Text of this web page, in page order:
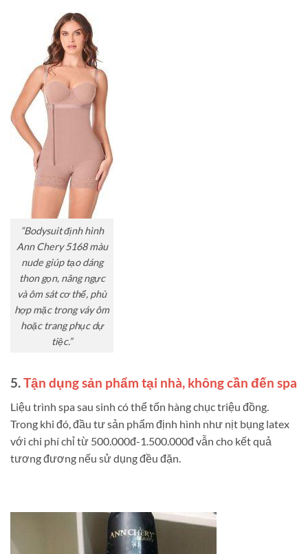
“Bodysuit định hình
Ann Chery 5168 màu
nude giúp tạo dáng
thon gọn, nâng ngực
và ôm sát cơ thể, phù
hợp mặc trong váy ôm
hoặc trang phục dự
tiệc.”
5.Tận dụng sản phẩm tại nhà, không cần đến spa
Liệu trình spa sau sinh có thể tốn hàng chục triệu đồng.
Trong khi đó, đầu tư sản phẩm định hình như nịt bụng latex
với chi phí chỉ từ 500.000đ-1.500.000đ vẫn cho kết quả
tương đương nếu sử dụng đều đặn.